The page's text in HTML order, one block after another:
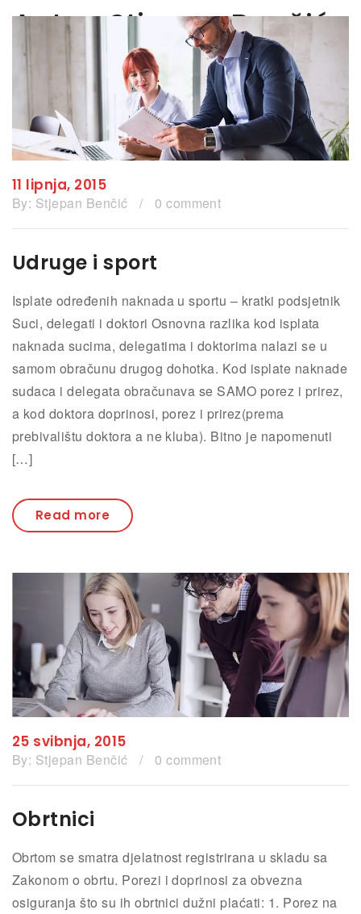
Autor:Stjepan Benčić
11 lipnja, 2015
By: Stjepan Benčić / 0 comment
Udruge i sport
Isplate određenih naknada u sportu – kratki podsjetnik
Suci, delegati i doktori Osnovna razlika kod isplata
naknada sucima, delegatima i doktorima nalazi se u
samom obračunu drugog dohotka. Kod isplate naknade
sudaca i delegata obračunava se SAMO porez i prirez,
a kod doktora doprinosi, porez i prirez(prema
prebivalištu doktora a ne kluba). Bitno je napomenuti
[…]
Read more
25 svibnja, 2015
By: Stjepan Benčić / 0 comment
Obrtnici
Obrtom se smatra djelatnost registrirana u skladu sa
Zakonom o obrtu. Porezi i doprinosi za obvezna
osiguranja što su ih obrtnici dužni plaćati: 1. Porez na